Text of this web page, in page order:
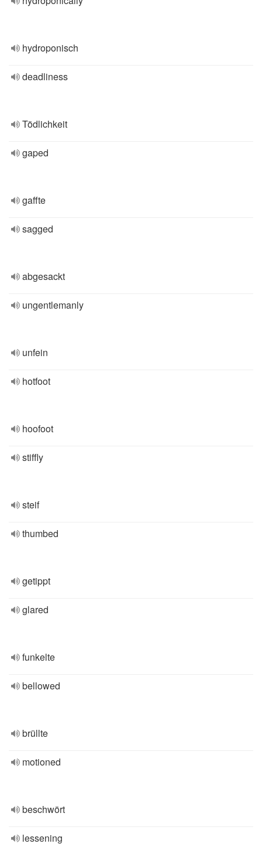
hydroponisch
deadliness
Tödlichkeit
gaped
gaffte
sagged
abgesackt
ungentlemanly
unfein
hotfoot
hoofoot
stiffly
steif
thumbed
getippt
glared
funkelte
bellowed
brüllte
motioned
beschwört
lessening